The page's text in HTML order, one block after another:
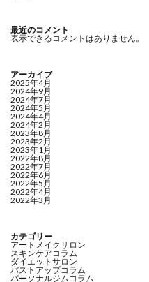
最近のコメント
表示できるコメントはありません。
アーカイブ
2025年4月
2024年9月
2024年7月
2024年5月
2024年4月
2024年2月
2023年8月
2023年2月
2023年1月
2022年8月
2022年7月
2022年6月
2022年5月
2022年4月
2022年3月
カテゴリー
アートメイクサロン
スキンケアコラム
ダイエットサロン
バストアップコラム
パーソナルジムコラム